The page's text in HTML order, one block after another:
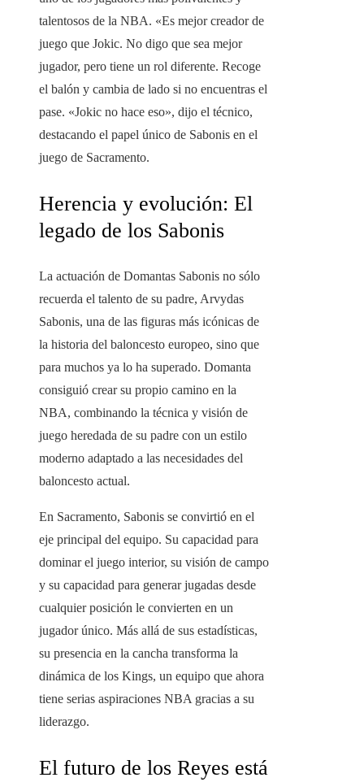
talentosos de la NBA. «Es mejor creador de
juego que Jokic. No digo que sea mejor
jugador, pero tiene un rol diferente. Recoge
el balón y cambia de lado si no encuentras el
pase. «Jokic no hace eso», dijo el técnico,
destacando el papel único de Sabonis en el
juego de Sacramento.
Herencia y evolución: El
legado de los Sabonis
La actuación de Domantas Sabonis no sólo
recuerda el talento de su padre, Arvydas
Sabonis, una de las figuras más icónicas de
la historia del baloncesto europeo, sino que
para muchos ya lo ha superado. Domanta
consiguió crear su propio camino en la
NBA, combinando la técnica y visión de
juego heredada de su padre con un estilo
moderno adaptado a las necesidades del
baloncesto actual.
En Sacramento, Sabonis se convirtió en el
eje principal del equipo. Su capacidad para
dominar el juego interior, su visión de campo
y su capacidad para generar jugadas desde
cualquier posición le convierten en un
jugador único. Más allá de sus estadísticas,
su presencia en la cancha transforma la
dinámica de los Kings, un equipo que ahora
tiene serias aspiraciones NBA gracias a su
liderazgo.
El futuro de los Reyes está